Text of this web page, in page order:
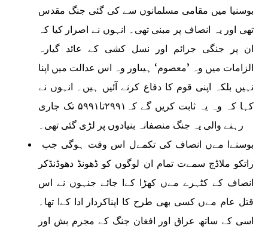
بوسنیا میں مقامی مسلمانوں سے کی گئی جنگ مقدس
تھی اور یہ انصاف پر مبنی تھی۔ انہوں نے اصرار کیا کہ
ان پر جنگی جرائم اور نسل کشی کے عائد گیارہ
الزامات میں وہ ’معصوم‘ ہیںاور وہ اس عدالت میں اپنا
نہیں بلکہ اپنی قوم کا دفاع کرنے آئیں ہیں۔ انہوں نے
کہا کہ وہ یہ ثابت کریں گے کہ۲۹۹۱تا۵۹۹۱ تک جاری
رہنے والی یہ جنگ منصفانہ بنیادوں پر لڑی گئی تھی۔
بوسنےا مےں انصاف کی تکمےل اس وقت ہوگی جب
راتکو ملاڈچ سمےت تمام ان لوگوں کو ڈھونڈ دھوڈنڈکر
انصاف کے کٹہرے مےں کھڑا کےا جائے جنہوں نے اس
قتل عام مےں کسی بھی طرح کا اپناکردار ادا کےا تھا۔
اسی کے ساتھ عراق اور افغان جنگ کے مجرم بش اور